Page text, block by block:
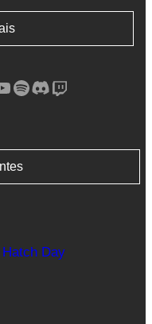
Spotify Discord Twitch
Day